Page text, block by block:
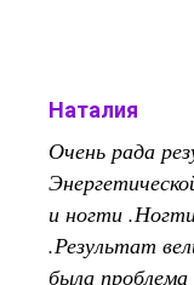
Наталия
Очень рада
и ногти
.Результат
была